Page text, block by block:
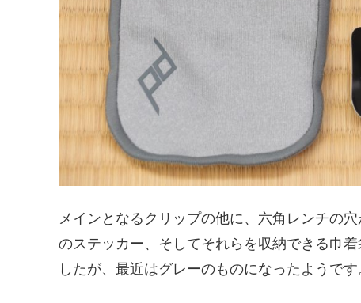
メインとなるクリップの他に、六角レンチの
のステッカー、そしてそれらを収納できる巾
したが、最近はグレーのものになったようです